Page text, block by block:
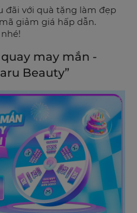
đãi với quà tặng làm đẹp
giảm giá hấp dẫn.
may mắn -
Beauty”